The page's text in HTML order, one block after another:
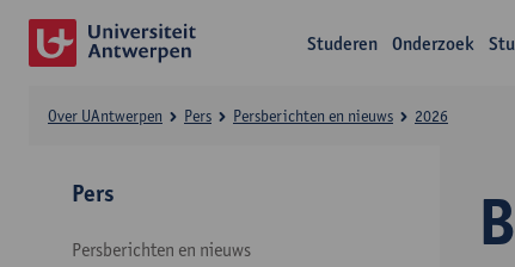
Studeren Onderzoek
Over UAntwerpen Pers Persberichten en nieuws 2026
Pers
Persberichten en nieuws